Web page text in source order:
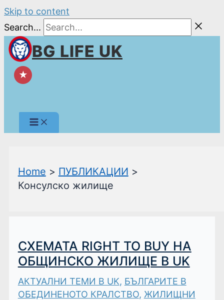
Skip to content
Search...
BG LIFE UK
★
Home
ПУБЛИКАЦИИ
Консулско жилище
СХЕМАТА RIGHT TO BUY НА
ОБЩИНСКО ЖИЛИЩЕ В UK
АКТУАЛНИ ТЕМИ В UK, БЪЛГАРИТЕ В
ОБЕДИНЕНОТО КРАЛСТВО, ЖИЛИЩНИ